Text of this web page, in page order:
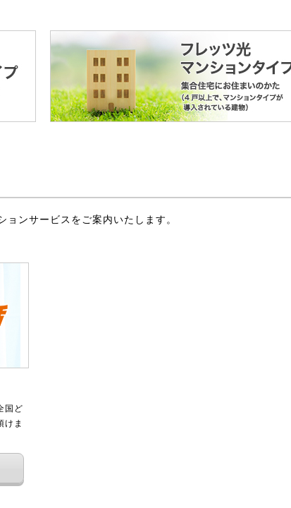
ンサービスをご案内いたします。
国ど
けま